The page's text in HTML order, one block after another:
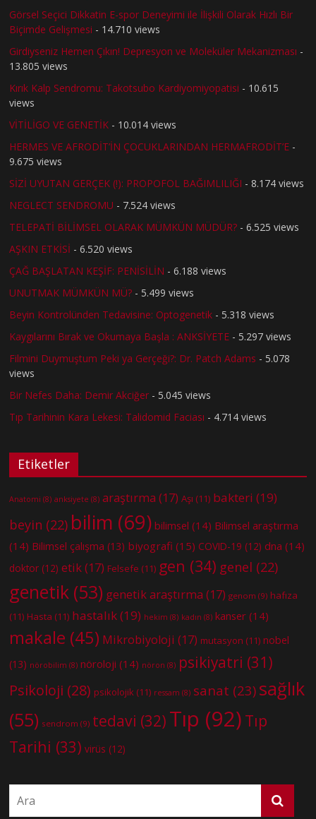
Görsel Seçici Dikkatin E-spor Deneyimi ile İlişkili Olarak Hızlı Bir
Biçimde Gelişmesi - 14.710 views
Girdiyseniz Hemen Çıkın! Depresyon ve Moleküler Mekanizması -
13.805 views
Kırık Kalp Sendromu: Takotsubo Kardiyomiyopatisi - 10.615
views
VİTİLİGO VE GENETİK - 10.014 views
HERMES VE AFRODİT’İN ÇOCUKLARINDAN HERMAFRODİT’E -
9.675 views
SİZİ UYUTAN GERÇEK (!): PROPOFOL BAĞIMLILIĞI - 8.174 views
NEGLECT SENDROMU - 7.524 views
TELEPATİ BİLİMSEL OLARAK MÜMKÜN MÜDÜR? - 6.525 views
AŞKIN ETKİSİ - 6.520 views
ÇAĞ BAŞLATAN KEŞİF: PENİSİLİN - 6.188 views
UNUTMAK MÜMKÜN MÜ? - 5.499 views
Beyin Kontrolünden Tedavisine: Optogenetik - 5.318 views
Kaygılarını Bırak ve Okumaya Başla : ANKSİYETE - 5.297 views
Filmini Duymuştum Peki ya Gerçeği?: Dr. Patch Adams - 5.078
views
Bir Nefes Daha: Demir Akciğer - 5.045 views
Tıp Tarihinin Kara Lekesi: Talidomid Faciası - 4.714 views
Etiketler
Anatomi (8) anksiyete (8) araştırma (17) Aşı (11) bakteri (19)
beyin (22) bilim (69) bilimsel (14) Bilimsel araştırma
(14) Bilimsel çalışma (13) biyografi (15) COVID-19 (12) dna (14)
doktor (12) etik(17) Felsefe (11) gen (34) genel (22)
genetik (53) genetik araştırma (17) genom (9) hafıza
(11) Hasta (11) hastalık(19) hekim (8) kadın (8) kanser (14)
makale (45) Mikrobiyoloji (17) mutasyon (11) nobel
(13) nörobilim (8) nöroloji (14) nöron (8) psikiyatri (31)
Psikoloji (28) psikolojik (11) ressam (8) sanat (23) sağlık
(55) sendrom (9) tedavi (32) Tıp (92) Tıp
Tarihi (33) virüs (12)